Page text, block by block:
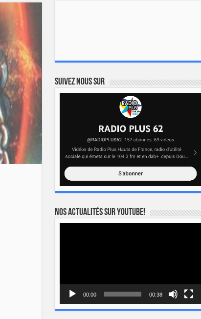
Suivez nous sur
Nos actualités sur YOUTUBE!
00:00 00:38